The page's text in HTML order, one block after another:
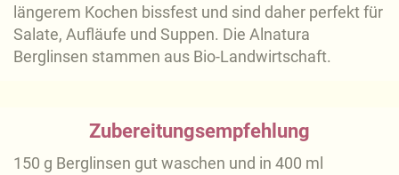
längerem Kochen bissfest und sind daher perfekt für
Salate, Aufläufe und Suppen. Die Alnatura
Berglinsen stammen aus Bio-Landwirtschaft.
Zubereitungsempfehlung
150 g Berglinsen gut waschen und in 400 ml